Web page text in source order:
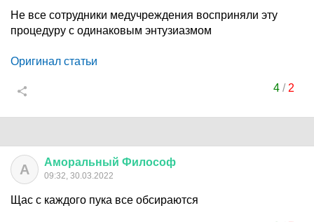
Не все сотрудники медучреждения восприняли эту
процедуру с одинаковым энтузиазмом
Оригинал статьи
4/ 2
А Аморальный Философ
09:32, 30.03.2022
Щас с каждого пука все обсираются